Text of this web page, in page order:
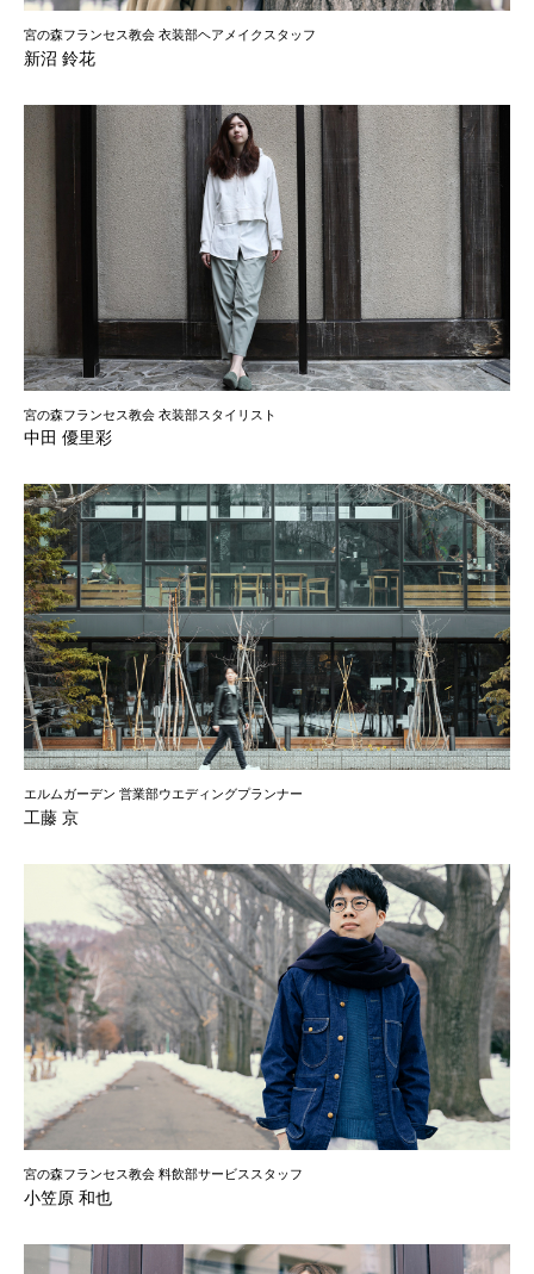
宮の森フランセス教会 衣装部ヘアメイクスタッフ
新沼 鈴花
宮の森フランセス教会 衣装部スタイリスト
中田 優里彩
エルムガーデン 営業部ウエディングプランナー
工藤 京
宮の森フランセス教会 料飲部サービススタッフ
小笠原 和也